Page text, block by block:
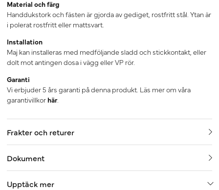
Material och färg
Handdukstork och fästen är gjorda av gediget, rostfritt stål. Ytan är
i polerat rostfritt eller mattsvart.
Installation
Maj kan installeras med medföljande sladd och stickkontakt, eller
dolt mot antingen dosa i vägg eller VP rör.
Garanti
Vi erbjuder 5 års garanti på denna produkt. Läs mer om våra
garantivillkor här.
Frakter och returer
Dokument
Upptäck mer